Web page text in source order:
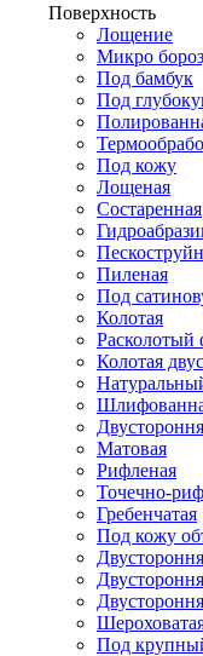
Поверхность
Лощение
Микро
Под бамбук
Под
Под кожу
Лощеная
Состаренная
Пиленая
Под
Колотая
Колотая
Матовая
Рифленая
Точечно-
Гребенчатая
Под кожу
Под